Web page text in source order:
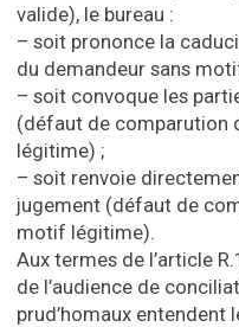
valide), le bureau :
– soit prononce la
du demandeur sans
– soit convoque les
(défaut de comparution
légitime) ;
– soit renvoie
jugement (défaut de
motif légitime).
Aux termes de l’article
de l’audience de
prud’homaux entendent